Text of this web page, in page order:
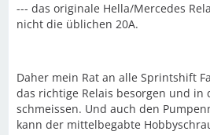
--- das originale Hella/Mercedes
nicht die üblichen 20A.
Daher mein Rat an alle Sprintshift
das richtige Relais besorgen und in
schmeissen. Und auch den
kann der mittelbegabte